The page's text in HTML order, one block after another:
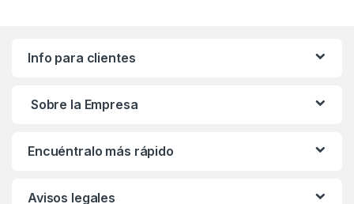
Info para clientes
Sobre la Empresa
Encuéntralo más rápido
Avisos legales